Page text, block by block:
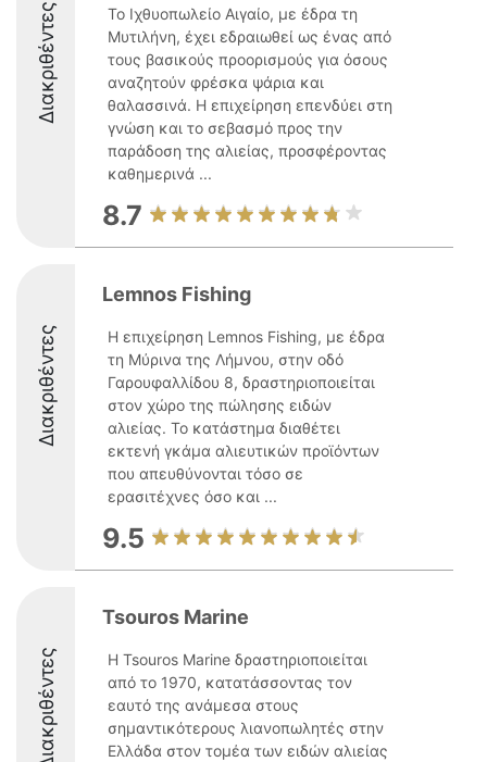
Διακριθέντες
Το Ιχθυοπωλείο Αιγαίο, με έδρα τη
Μυτιλήνη, έχει εδραιωθεί ως ένας από
τους βασικούς προορισμούς για όσους
αναζητούν φρέσκα ψάρια και
θαλασσινά. Η επιχείρηση επενδύει στη
γνώση και το σεβασμό προς την
παράδοση της αλιείας, προσφέροντας
καθημερινά ...
8.7
Διακριθέντες
Lemnos Fishing
Η επιχείρηση Lemnos Fishing, με έδρα
τη Μύρινα της Λήμνου, στην οδό
Γαρουφαλλίδου 8, δραστηριοποιείται
στον χώρο της πώλησης ειδών
αλιείας. Το κατάστημα διαθέτει
εκτενή γκάμα αλιευτικών προϊόντων
που απευθύνονται τόσο σε
ερασιτέχνες όσο και ...
9.5
Διακριθέντες
Tsouros Marine
Η Tsouros Marine δραστηριοποιείται
από το 1970, κατατάσσοντας τον
εαυτό της ανάμεσα στους
σημαντικότερους λιανοπωλητές στην
Ελλάδα στον τομέα των ειδών αλιείας